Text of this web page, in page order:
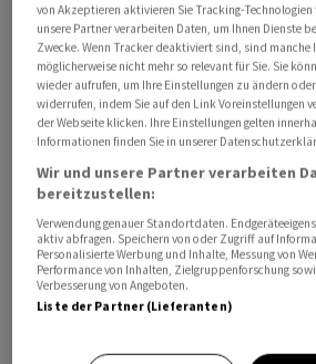
Man habe eine Verständigung auf
Immissionsschutzgesetzes erzielt,
Grünen- und FDP-Fraktion am
sind wichtige Elemente der
Industrie-Anlagen geregelt.
Energiebranche beklagt seit
Verfahren zu lang, zu aufwendig
Umweltstandards zu scharf sind.
von Naturschutzgebieten etwa
Umweltverträglichkeitsprüfung
müssen Einwendungen für viele
andernfalls wird es als Zustimmung
von Akzeptieren aktivieren Sie Tracking-
unsere Partner verarbeiten Daten, um Ihnen Dienste
Zwecke. Wenn Tracker deaktiviert sind, sind manche
möglicherweise nicht mehr so relevant für Sie. Sie
wieder aufrufen, um Ihre Einstellungen zu ändern
widerrufen, indem Sie auf den Link Voreinstellungen
der Webseite klicken. Ihre Einstellungen gelten
Informationen finden Sie in unserer
Wir und unsere Partner verarbeiten
bereitzustellen:
Verwendung genauer Standortdaten.
aktiv abfragen. Speichern von oder Zugriff auf
Personalisierte Werbung und Inhalte, Messung von
Performance von Inhalten, Zielgruppenforschung
Verbesserung von Angeboten.
Liste der Partner (Lieferanten)